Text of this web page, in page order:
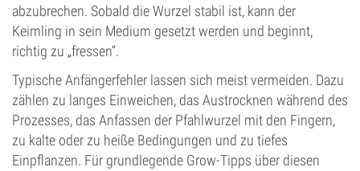
abzubrechen. Sobald die Wurzel stabil ist, kann der
Keimling in sein Medium gesetzt werden und beginnt,
richtig zu „fressen“.
Typische Anfängerfehler lassen sich meist vermeiden. Dazu
zählen zu langes Einweichen, das Austrocknen während des
Prozesses, das Anfassen der Pfahlwurzel mit den Fingern,
zu kalte oder zu heiße Bedingungen und zu tiefes
Einpflanzen. Für grundlegende Grow-Tipps über diesen